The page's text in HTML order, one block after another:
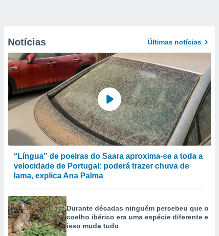
Notícias Últimas notícias
“Língua” de poeiras do Saara aproxima-se a toda a
velocidade de Portugal: poderá trazer chuva de
lama, explica Ana Palma
Durante décadas ninguém percebeu que o
coelho ibérico era uma espécie diferente e
isso muda tudo